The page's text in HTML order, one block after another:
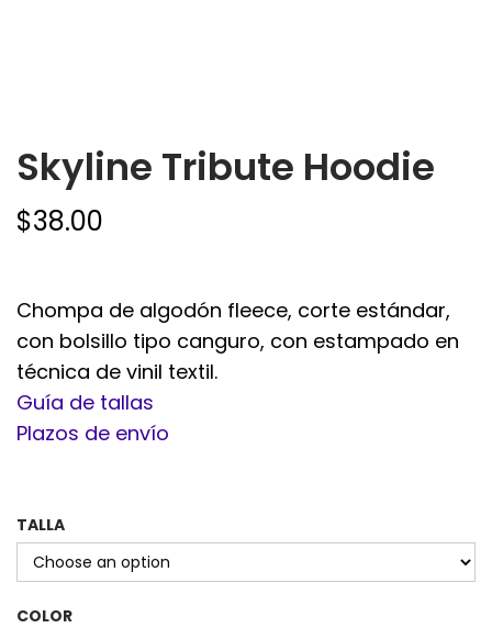
Skyline Tribute Hoodie
$38.00
Chompa de algodón fleece, corte estándar,
con bolsillo tipo canguro, con estampado en
técnica de vinil textil.
Guía de tallas
Plazos de envío
TALLA
COLOR